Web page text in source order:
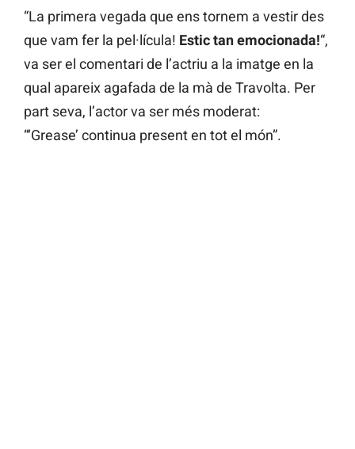
“La primera vegada que ens tornem a vestir des
que vam fer la pel·lícula! Estic tan emocionada!“,
va ser el comentari de l’actriu a la imatge en la
qual apareix agafada de la mà de Travolta. Per
part seva, l’actor va ser més moderat:
“‘Grease’ continua present en tot el món”.